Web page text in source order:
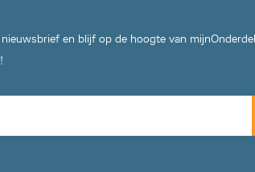
en blijf op de hoogte van